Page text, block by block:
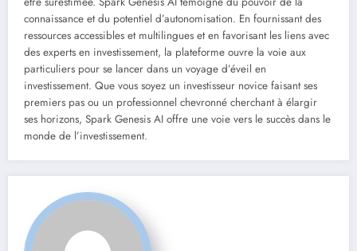
connaissance et du potentiel d’autonomisation. En fournissant des
ressources accessibles et multilingues et en favorisant les liens avec
des experts en investissement, la plateforme ouvre la voie aux
particuliers pour se lancer dans un voyage d’éveil en
investissement. Que vous soyez un investisseur novice faisant ses
premiers pas ou un professionnel chevronné cherchant à élargir
ses horizons, Spark Genesis AI offre une voie vers le succès dans le
monde de l’investissement.